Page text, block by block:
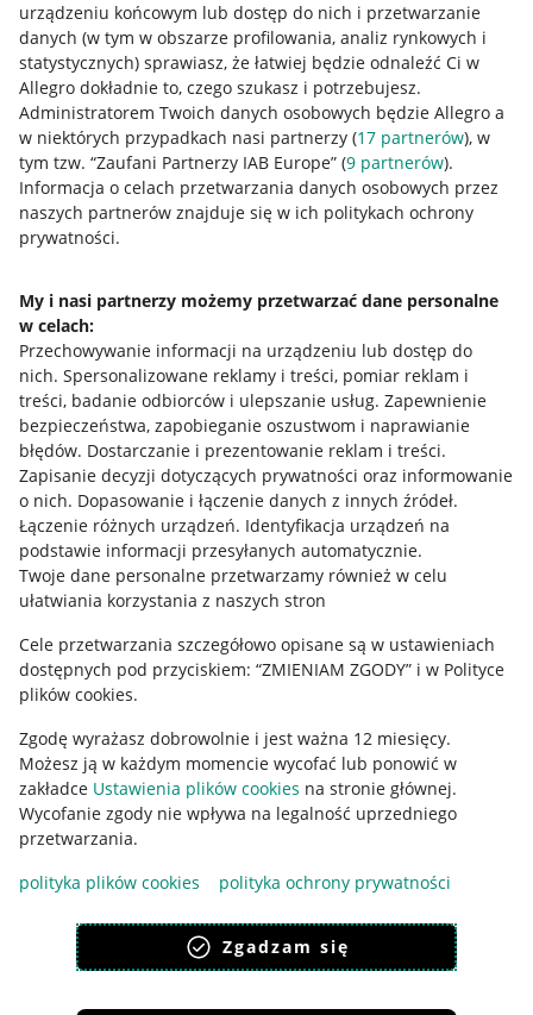
urządzeniu końcowym lub dostęp do nich i przetwarzanie
danych (w tym w obszarze profilowania, analiz rynkowych i
statystycznych) sprawiasz, że łatwiej będzie odnaleźć Ci w
Allegro dokładnie to, czego szukasz i potrzebujesz.
Administratorem Twoich danych osobowych będzie Allegro a
w niektórych przypadkach nasi partnerzy (17 partnerów), w
tym tzw. “Zaufani Partnerzy IAB Europe” (9 partnerów).
Informacja o celach przetwarzania danych osobowych przez
naszych partnerów znajduje się w ich politykach ochrony
prywatności.
My i nasi partnerzy możemy przetwarzać dane personalne
w celach:
Przechowywanie informacji na urządzeniu lub dostęp do
nich. Spersonalizowane reklamy i treści, pomiar reklam i
treści, badanie odbiorców i ulepszanie usług. Zapewnienie
bezpieczeństwa, zapobieganie oszustwom i naprawianie
błędów. Dostarczanie i prezentowanie reklam i treści.
Zapisanie decyzji dotyczących prywatności oraz informowanie
o nich. Dopasowanie i łączenie danych z innych źródeł.
Łączenie różnych urządzeń. Identyfikacja urządzeń na
podstawie informacji przesyłanych automatycznie.
Twoje dane personalne przetwarzamy również w celu
ułatwiania korzystania z naszych stron
Cele przetwarzania szczegółowo opisane są w ustawieniach
dostępnych pod przyciskiem: “ZMIENIAM ZGODY” i w Polityce
plików cookies.
Zgodę wyrażasz dobrowolnie i jest ważna 12 miesięcy.
Możesz ją w każdym momencie wycofać lub ponowić w
zakładce Ustawienia plików cookies na stronie głównej.
Wycofanie zgody nie wpływa na legalność uprzedniego
przetwarzania.
polityka plików cookies
polityka ochrony prywatności
Zgadzam się
Przydatne informacje
Jak to działa
Napisz do nas
Allegro Gadane dla sprzedających
Mapa miejscowości
Informacje prawne
Regulamin
Polityka plików "cookies"
Ustawienia plików "cookies"
Udostępnianie lokalizacji
Informacje dla Aktu o Usługach Cyfrowych
Pobierz aplikację
Korzystanie z serwisu oznacza akceptację